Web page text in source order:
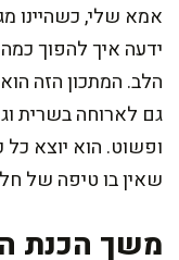
אמא שלי, כשהיינו
ידעה איך להפוך
הלב. המתכון הזה
גם לארוחה בשרית
ופשוט. הוא יוצא
שאין בו טיפה של
משך הכנת